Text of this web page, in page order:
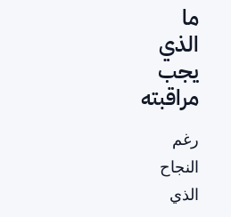
ما
الذي
يجب
مراقبته
رغم
النجاح
الذي